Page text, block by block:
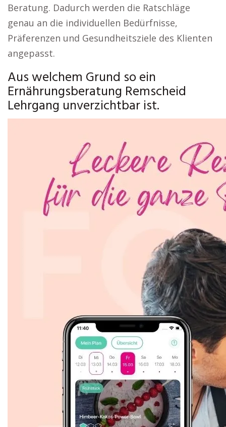
Beratung. Dadurch werden die Ratschläge
genau an die individuellen Bedürfnisse,
Präferenzen und Gesundheitsziele des Klienten
angepasst.
Aus welchem Grund so ein
Ernährungsberatung Remscheid
Lehrgang unverzichtbar ist.